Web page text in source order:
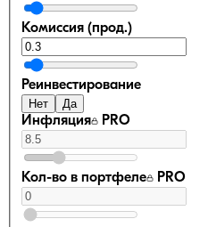
Комиссия (прод.)
Реинвестирование
Нет Да
Инфляция PRO
Кол-во в портфеле PRO